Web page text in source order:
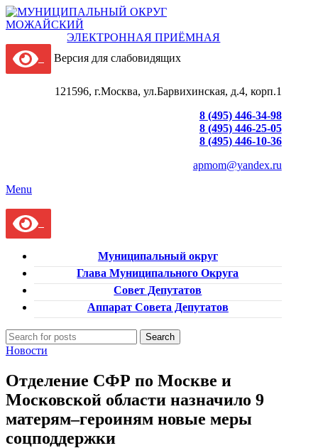
ЭЛЕКТРОННАЯ ПРИЁМНАЯ
Версия для слабовидящих
121596, г.Москва, ул.Барвихинская, д.4, корп.1
8 (495) 446-34-98
8 (495) 446-25-05
8 (495) 446-10-36
apmom@yandex.ru
Menu
Муниципальный округ
Глава Муниципального Округа
Совет Депутатов
Аппарат Совета Депутатов
Search
Новости
Отделение СФР по Москве и
Московской области назначило 9
матерям–героиням новые меры
соцподдержки